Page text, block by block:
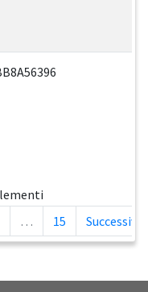
… 15 Successivo